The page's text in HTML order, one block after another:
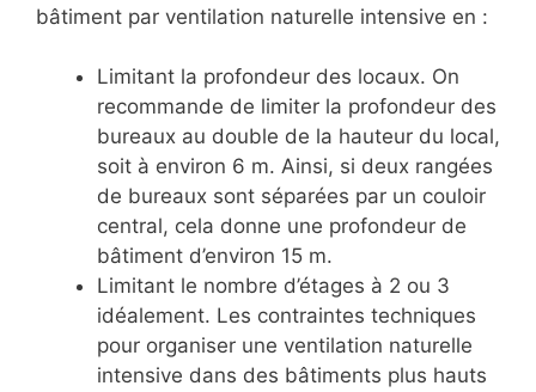
bâtiment par ventilation naturelle intensive en :
Limitant la profondeur des locaux. On
recommande de limiter la profondeur des
bureaux au double de la hauteur du local,
soit à environ 6 m. Ainsi, si deux rangées
de bureaux sont séparées par un couloir
central, cela donne une profondeur de
bâtiment d’environ 15 m.
Limitant le nombre d’étages à 2 ou 3
idéalement. Les contraintes techniques
pour organiser une ventilation naturelle
intensive dans des bâtiments plus hauts